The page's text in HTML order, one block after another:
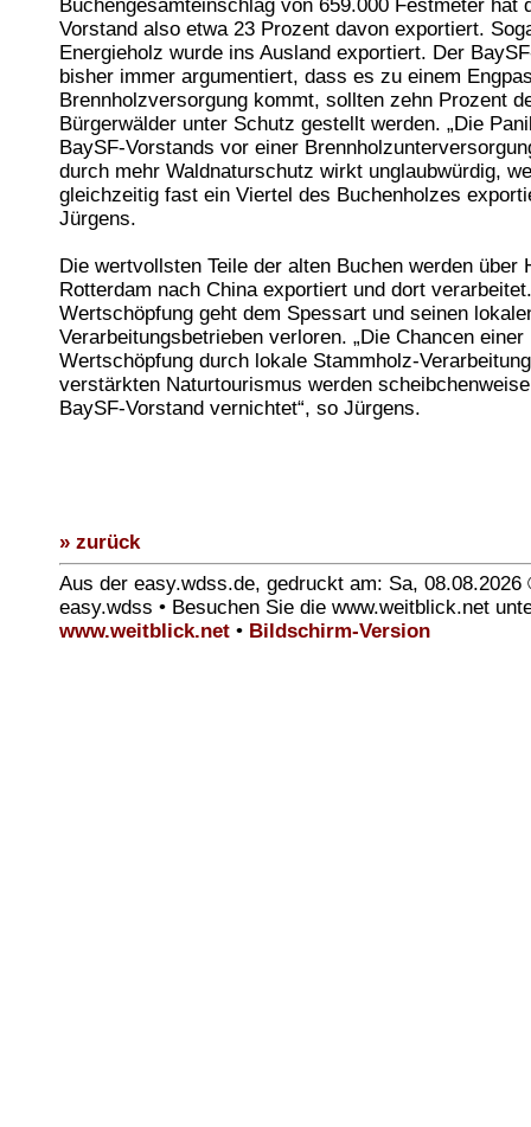
Buchengesamteinschlag von 659.000 Festmeter hat
Vorstand also etwa 23 Prozent davon exportiert.
Energieholz wurde ins Ausland exportiert. Der
bisher immer argumentiert, dass es zu einem
Brennholzversorgung kommt, sollten zehn Prozent
Bürgerwälder unter Schutz gestellt werden. „Die
BaySF-Vorstands vor einer
durch mehr Waldnaturschutz wirkt unglaubwürdig,
gleichzeitig fast ein Viertel des Buchenholzes
Jürgens.
Die wertvollsten Teile der alten Buchen werden über
Rotterdam nach China exportiert und dort
Wertschöpfung geht dem Spessart und seinen
Verarbeitungsbetrieben verloren. „Die Chancen einer
Wertschöpfung durch lokale Stammholz-
verstärkten Naturtourismus werden
BaySF-Vorstand vernichtet“, so Jürgens.
» zurück
Aus der easy.wdss.de, gedruckt am: Sa, 08.08.2026
easy.wdss • Besuchen Sie die www.weitblick.net
www.weitblick.net • Bildschirm-Version